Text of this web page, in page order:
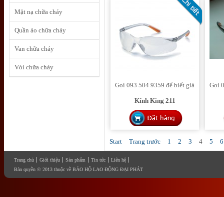
Mặt nạ chữa cháy
Quần áo chữa cháy
Van chữa cháy
Vòi chữa cháy
Gọi 093 504 9359 để biết giá
Kính King 211
Gọi
Start Trang trước 1 2 3 4 5 6
Trang chủ Giới thiệu Sản phẩm Tin tức
Liên hệ
Bản quyền © 2013 thuộc về BẢO HỘ LAO ĐỘNG ĐẠI PHÁT